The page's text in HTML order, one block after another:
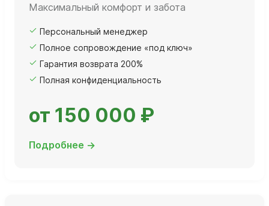
Максимальный комфорт и забота
Персональный менеджер
Полное сопровождение «под ключ»
Гарантия возврата 200%
Полная конфиденциальность
от 150 000 ₽
Подробнее →